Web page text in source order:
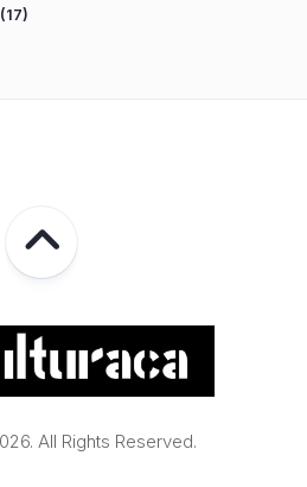
(17)
All Rights Reserved.